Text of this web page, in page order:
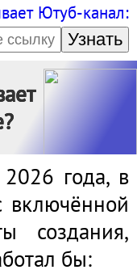
Ютуб-канал:
Узнать
2026 года, в
создания,
бы: